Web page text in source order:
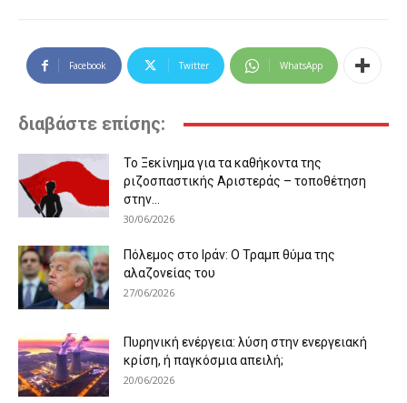
Facebook Twitter WhatsApp
διαβάστε επίσης:
Το Ξεκίνημα για τα καθήκοντα της
ριζοσπαστικής Αριστεράς – τοποθέτηση
στην...
30/06/2026
Πόλεμος στο Ιράν: Ο Τραμπ θύμα της
αλαζονείας του
27/06/2026
Πυρηνική ενέργεια: λύση στην ενεργειακή
κρίση, ή παγκόσμια απειλή;
20/06/2026